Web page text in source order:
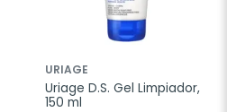
URIAGE
Uriage D.S. Gel Limpiador,
150 ml